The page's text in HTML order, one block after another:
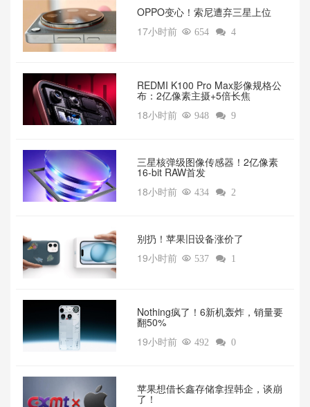
OPPO变心！索尼遭弃三星上位‌
17小时前  654  4
REDMI K100 Pro Max影像规格公
布：2亿像素主摄+5倍长焦
18小时前  948  9
三星核弹级图像传感器！2亿像素
16-bit RAW首发
18小时前  434  2
别扔！苹果旧设备涨价了‌
19小时前  537  1
‌Nothing疯了！6新机轰炸，销量要
翻50%‌
19小时前  492  0
苹果想借长鑫存储拿捏韩企，谈崩
了！